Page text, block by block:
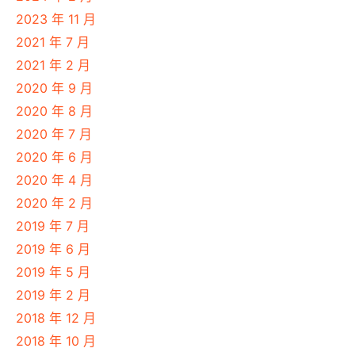
2023 年 11 月
2021 年 7 月
2021 年 2 月
2020 年 9 月
2020 年 8 月
2020 年 7 月
2020 年 6 月
2020 年 4 月
2020 年 2 月
2019 年 7 月
2019 年 6 月
2019 年 5 月
2019 年 2 月
2018 年 12 月
2018 年 10 月